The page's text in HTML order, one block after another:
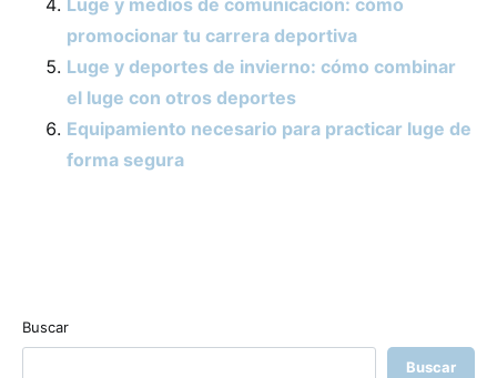
promocionar tu carrera deportiva
Luge y deportes de invierno: cómo combinar
el luge con otros deportes
Equipamiento necesario para practicar luge de
forma segura
Buscar
Buscar